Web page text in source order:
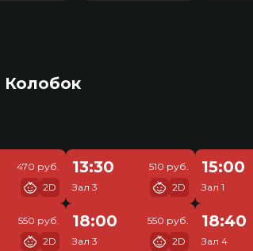
Колобок
470 руб.
2D
13:30
Зал 3
510 руб.
2D
15:00
Зал 1
550 руб.
2D
18:00
Зал 3
550 руб.
2D
18:40
Зал 4